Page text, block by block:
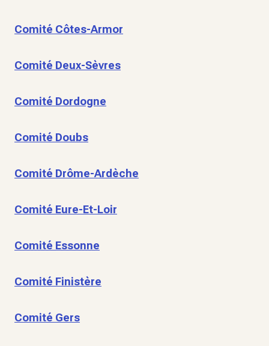
Comité Côtes-Armor
Comité Deux-Sèvres
Comité Dordogne
Comité Doubs
Comité Drôme-Ardèche
Comité Eure-Et-Loir
Comité Essonne
Comité Finistère
Comité Gers